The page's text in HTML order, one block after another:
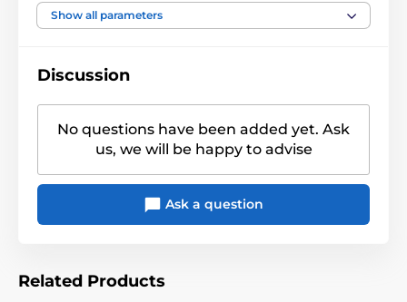
Show all parameters
Discussion
No questions have been added yet. Ask
us, we will be happy to advise
Ask a question
Related Products